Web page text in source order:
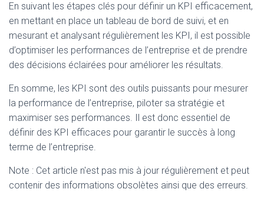
En suivant les étapes clés pour définir un KPI efficacement,
en mettant en place un tableau de bord de suivi, et en
mesurant et analysant régulièrement les KPI, il est possible
d’optimiser les performances de l’entreprise et de prendre
des décisions éclairées pour améliorer les résultats.
En somme, les KPI sont des outils puissants pour mesurer
la performance de l’entreprise, piloter sa stratégie et
maximiser ses performances. Il est donc essentiel de
définir des KPI efficaces pour garantir le succès à long
terme de l’entreprise.
Note : Cet article n'est pas mis à jour régulièrement et peut
contenir des informations obsolètes ainsi que des erreurs.